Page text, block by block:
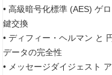
• 高級暗号化標準 (AES) ゲ
鍵交換
• ディフィー・ヘルマン と
データの完全性
• メッセージダイジェスト